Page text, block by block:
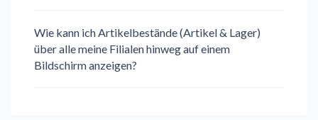
Wie kann ich Artikelbestände (Artikel & Lager)
über alle meine Filialen hinweg auf einem
Bildschirm anzeigen?